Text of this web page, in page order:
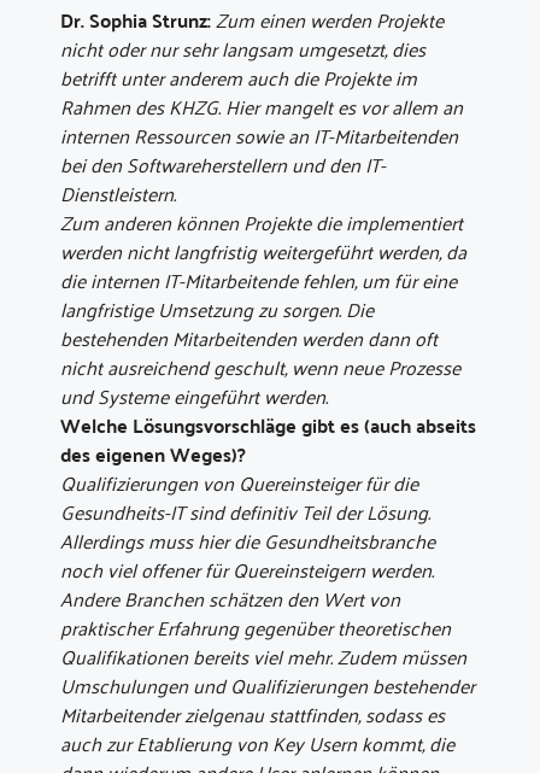
Dr. Sophia Strunz:Zum einen werden Projekte
nicht oder nur sehr langsam umgesetzt, dies
betrifft unter anderem auch die Projekte im
Rahmen des KHZG. Hier mangelt es vor allem an
internen Ressourcen sowie an IT-Mitarbeitenden
bei den Softwareherstellern und den IT-
Dienstleistern.
Zum anderen können Projekte die implementiert
werden nicht langfristig weitergeführt werden, da
die internen IT-Mitarbeitende fehlen, um für eine
langfristige Umsetzung zu sorgen. Die
bestehenden Mitarbeitenden werden dann oft
nicht ausreichend geschult, wenn neue Prozesse
und Systeme eingeführt werden.
Welche Lösungsvorschläge gibt es (auch abseits
des eigenen Weges)?
Qualifizierungen von Quereinsteiger für die
Gesundheits-IT sind definitiv Teil der Lösung.
Allerdings muss hier die Gesundheitsbranche
noch viel offener für Quereinsteigern werden.
Andere Branchen schätzen den Wert von
praktischer Erfahrung gegenüber theoretischen
Qualifikationen bereits viel mehr. Zudem müssen
Umschulungen und Qualifizierungen bestehender
Mitarbeitender zielgenau stattfinden, sodass es
auch zur Etablierung von Key Usern kommt, die